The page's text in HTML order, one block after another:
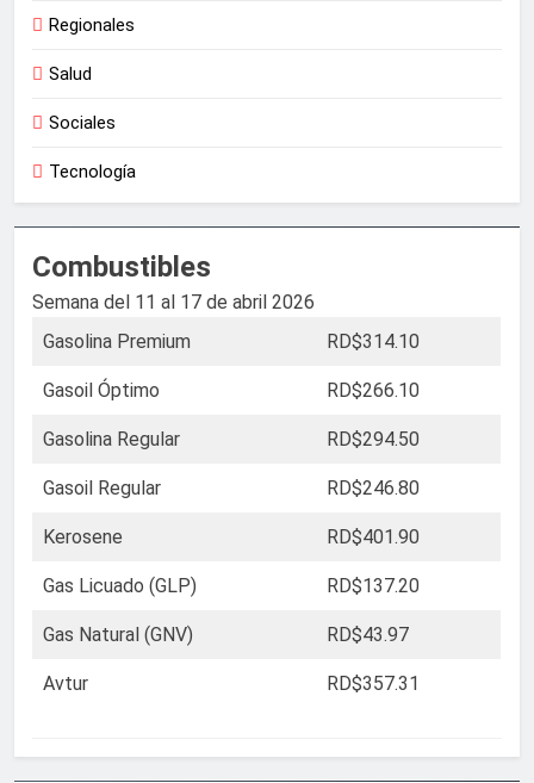
Regionales
Salud
Sociales
Tecnología
Combustibles
Semana del 11 al 17 de abril 2026
Gasolina Premium
RD$314.10
Gasoil Óptimo RD$266.10
Gasolina Regular RD$294.50
Gasoil Regular RD$246.80
Kerosene RD$401.90
Gas Licuado (GLP) RD$137.20
Gas Natural (GNV) RD$43.97
Avtur RD$357.31